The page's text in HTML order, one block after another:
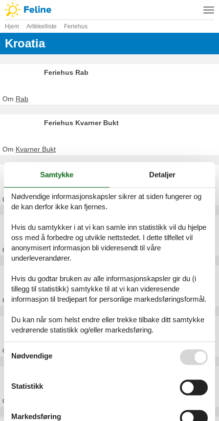
Hjem Artikkelliste Feriehus
Kroatia
Feriehus Rab
Om Rab
Feriehus Kvarner Bukt
Om Kvarner Bukt
Feriehus Pula
OmPula
Feriehus Istria
OmIstria
OmZadar
Feriehus Trogir
Om
Om
Samtykke Detaljer
Nødvendige informasjonskapsler sikrer at siden fungerer og
de kan derfor ikke kan fjernes.
Hvis du samtykker i at vi kan samle inn statistikk vil du hjelpe
oss med å forbedre og utvikle nettstedet. I dette tilfellet vil
anonymisert informasjon bli videresendt til våre
underleverandører.
Hvis du godtar bruken av alle informasjonskapsler gir du (i
tillegg til statistikk) samtykke til at vi kan videresende
informasjon til tredjepart for personlige markedsføringsformål.
Du kan når som helst endre eller trekke tilbake ditt samtykke
vedrørende statistikk og/eller markedsføring.
Nødvendige
Statistikk
Markedsføring